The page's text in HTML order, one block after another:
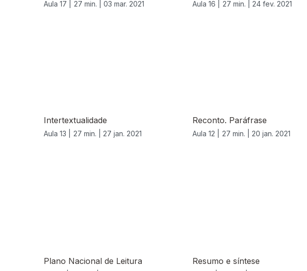
Aula 17 | 27 min. | 03 mar. 2021 Aula 16 | 27 min. | 24 fev. 2021
Intertextualidade
Aula 13 | 27 min. | 27 jan. 2021
Reconto. Paráfrase
Aula 12 | 27 min. | 20 jan. 2021
Plano Nacional de Leitura Resumo e síntese